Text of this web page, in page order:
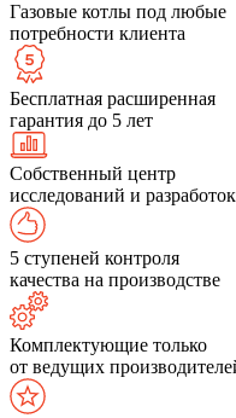
Газовые котлы под любые
потребности клиента
Бесплатная расширенная
гарантия до 5 лет
Собственный центр
исследований и разработок
5 ступеней контроля
качества на производстве
Комплектующие только
от ведущих